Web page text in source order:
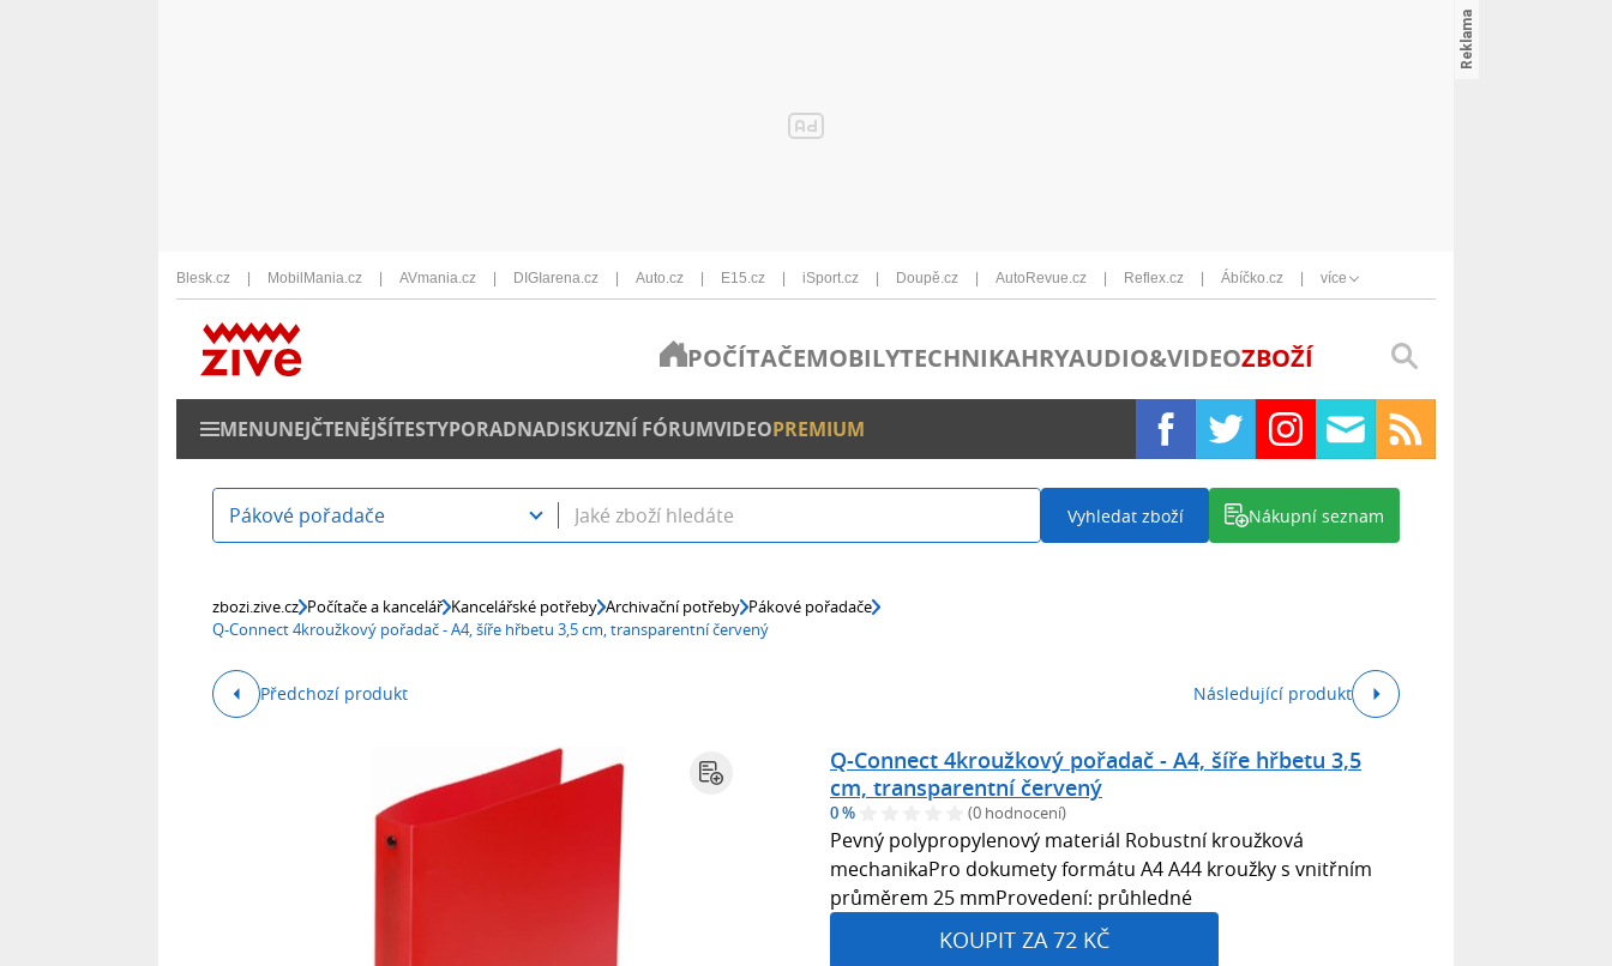
Blesk.cz MobilMania.cz AVmania.cz DIGIarena.cz Auto.cz E15.cz iSport.cz Doupě.cz AutoRevue.cz Reflex.cz Ábíčko.cz více
POČÍTAČEMOBILYTECHNIKAHRYAUDIO&VIDEOZBOŽÍ
MENUNEJČTENĚJŠÍTESTYPORADNADISKUZNÍ FÓRUMVIDEOPREMIUM
Pákové pořadače Vyhledat zboží Nákupní seznam
zbozi.zive.cz Počítače a kancelář Kancelářské potřeby Archivační potřeby Pákové pořadače
Q-Connect 4kroužkový pořadač - A4, šíře hřbetu 3,5 cm, transparentní červený
Předchozí produkt Následující produkt
Q-Connect 4kroužkový pořadač - A4, šíře hřbetu 3,5
cm, transparentní červený
0 % (0 hodnocení)
Pevný polypropylenový materiál Robustní kroužková
mechanikaPro dokumety formátu A4 A44 kroužky s vnitřním
průměrem 25 mmProvedení: průhledné
KOUPIT ZA 72 KČ